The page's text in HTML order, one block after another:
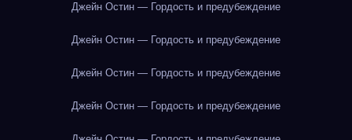
Джейн Остин — Гордость и предубеждение
Джейн Остин — Гордость и предубеждение
Джейн Остин — Гордость и предубеждение
Джейн Остин — Гордость и предубеждение